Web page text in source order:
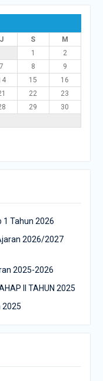
J S
M
1
2
7 8
9
15
16
22
23
29
30
1 Tahun 2026
2026/2027
2025-2026
II TAHUN 2025
2025